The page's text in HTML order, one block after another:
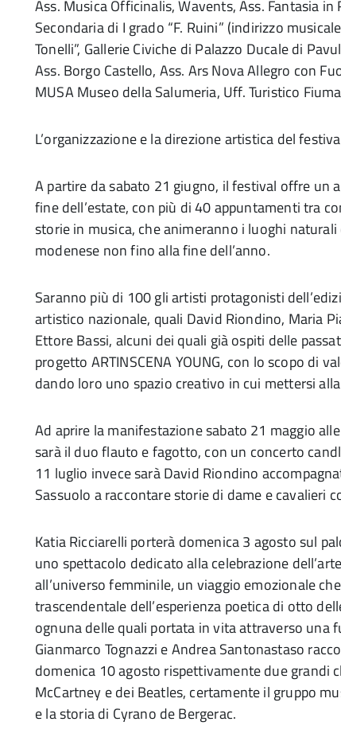
Ass. Musica Officinalis, Wavents, Ass. Fantasia
Secondaria di I grado “F. Ruini” (indirizzo
Tonelli”, Gallerie Civiche di Palazzo Ducale di
Ass. Borgo Castello, Ass. Ars Nova Allegro con
MUSA Museo della Salumeria, Uff. Turistico
L’organizzazione e la direzione artistica del
A partire da sabato 21 giugno, il festival offre un
fine dell’estate, con più di 40 appuntamenti tra
storie in musica, che animeranno i luoghi
modenese non fino alla fine dell’anno.
Saranno più di 100 gli artisti protagonisti
artistico nazionale, quali David Riondino, Maria
Ettore Bassi, alcuni dei quali già ospiti delle
progetto ARTINSCENA YOUNG, con lo scopo di
dando loro uno spazio creativo in cui mettersi
Ad aprire la manifestazione sabato 21 maggio
sarà il duo flauto e fagotto, con un concerto
11 luglio invece sarà David Riondino
Sassuolo a raccontare storie di dame e cavalieri
Katia Ricciarelli porterà domenica 3 agosto sul
uno spettacolo dedicato alla celebrazione
all’universo femminile, un viaggio emozionale
trascendentale dell’esperienza poetica di otto
ognuna delle quali portata in vita attraverso una
Gianmarco Tognazzi e Andrea Santonastaso
domenica 10 agosto rispettivamente due grandi
McCartney e dei Beatles, certamente il gruppo
e la storia di Cyrano de Bergerac.